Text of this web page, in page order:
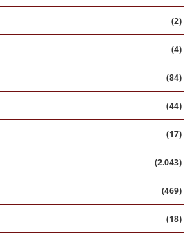
(2)
(4)
(84)
(44)
(17)
(2.043)
(469)
(18)